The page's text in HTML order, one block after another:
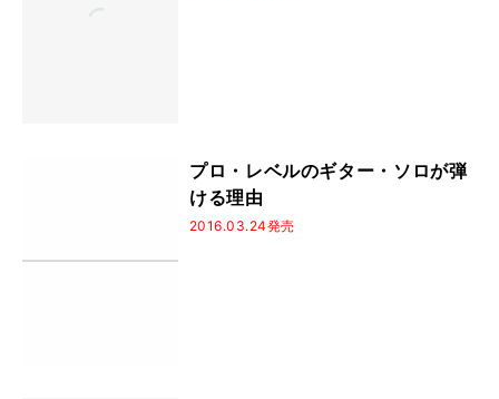
プロ・レベルのギター・ソロが弾
ける理由
2016.03.24発売